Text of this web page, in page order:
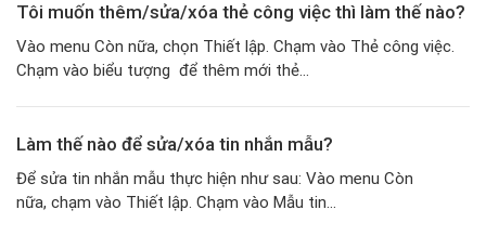
Tôi muốn thêm/sửa/xóa thẻ công việc thì làm thế nào?
Vào menu Còn nữa, chọn Thiết lập. Chạm vào Thẻ công việc.
Chạm vào biểu tượng để thêm mới thẻ...
Làm thế nào để sửa/xóa tin nhắn mẫu?
Để sửa tin nhắn mẫu thực hiện như sau: Vào menu Còn
nữa, chạm vào Thiết lập. Chạm vào Mẫu tin...